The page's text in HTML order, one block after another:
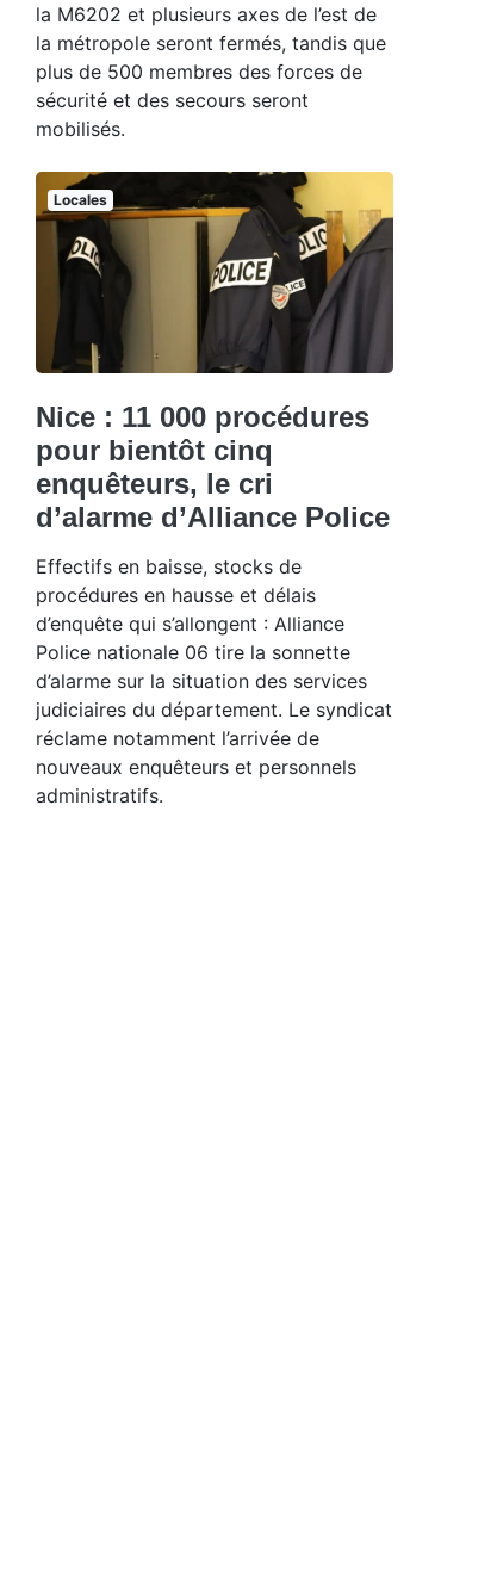
la M6202 et plusieurs axes de l’est de
la métropole seront fermés, tandis que
plus de 500 membres des forces de
sécurité et des secours seront
mobilisés.
Locales
Nice : 11 000 procédures
pour bientôt cinq
enquêteurs, le cri
d’alarme d’Alliance Police
Effectifs en baisse, stocks de
procédures en hausse et délais
d’enquête qui s’allongent : Alliance
Police nationale 06 tire la sonnette
d’alarme sur la situation des services
judiciaires du département. Le syndicat
réclame notamment l’arrivée de
nouveaux enquêteurs et personnels
administratifs.